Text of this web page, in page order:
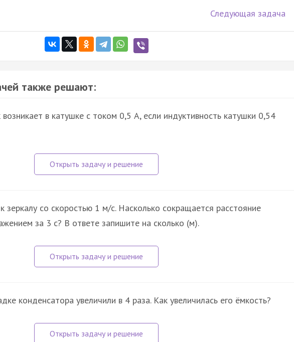
Следующая задача
также решают:
в катушке с током 0,5 А, если индуктивность катушки 0,54
зеркалу со скоростью 1 м/с. Насколько сокращается расстояние
за 3 с? В ответе запишите на сколько (м).
конденсатора увеличили в 4 раза. Как увеличилась его ёмкость?